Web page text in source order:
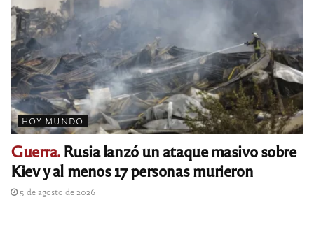
HOY MUNDO
Guerra.Rusia lanzó un ataque masivo sobre
Kiev y al menos 17 personas murieron
5 de agosto de 2026